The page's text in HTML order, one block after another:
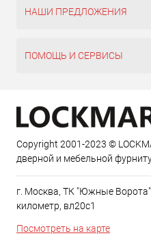
НАШИ ПРЕДЛОЖЕНИЯ
ПОМОЩЬ И СЕРВИСЫ
Copyright 2001-2023 ©
дверной и мебельной
г. Москва, ТК "Южные
километр, вл20с1
Посмотреть на карте